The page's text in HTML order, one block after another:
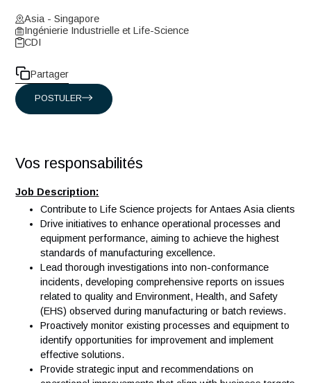
Manufacturing Engineer
Ingénierie Industrielle et Life-Science
CDI
Vos responsabilités
Job Description:
Contribute to Life Science projects for Antaes Asia
Drive initiatives to enhance operational processes
equipment performance, aiming to achieve the highest
standards of manufacturing excellence.
Lead thorough investigations into non-conformance
incidents, developing comprehensive reports on
related to quality and Environment, Health, and Safety